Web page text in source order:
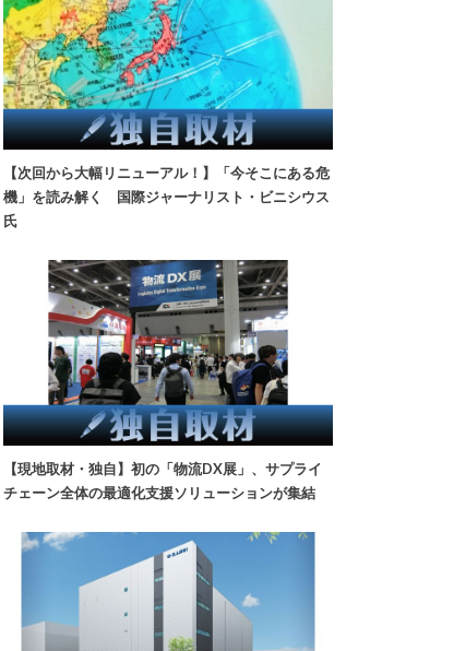
【次回から大幅リニューアル！】「今そこにある危
機」を読み解く 国際ジャーナリスト・ビニシウス
氏
【現地取材・独自】初の「物流DX展」、サプライ
チェーン全体の最適化支援ソリューションが集結